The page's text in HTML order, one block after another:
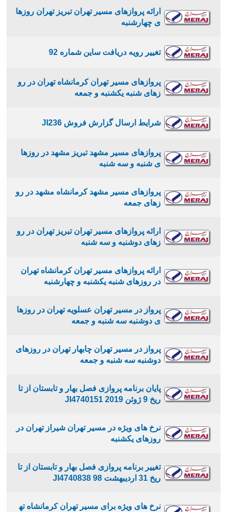
ارائه پروازهای مسیر تهران تبریز تهران روزها
ی چهارشنبه
تغییر رویه دریافت ساین شماره 92
پروازهای مسیر تهران کرمانشاه تهران در رو
زهای شنبه یکشنبه و جمعه
شرایط ارسال گزارش فروش JI236
پروازهای مسیر مشهد تبریز مشهد در روزها
ی شنبه و سه شنبه
پروازهای مسیر مشهد کرمانشاه مشهد در رو
زهای جمعه
ارائه پروازهای مسیر تهران تبریز تهران در رو
زهای دوشنبه و سه شنبه
ارائه پروازهای مسیر تهران کرمانشاه تهران
در روزهای شنبه یکشنبه و چهارشنبه
پرواز در مسیر تهران عسلویه تهران در روزها
ی دوشنبه سه شنبه و جمعه
پرواز در مسیر تهران چابهار تهران در روزهای
دوشنبه سه شنبه و جمعه
پایان برنامه پروازی فصل بهار و تابستان از تا
ریخ 9 ژوئن 2019 JI4740151
نرخ های ویژه در مسیر تهران شیراز تهران در
روزهای یکشنبه
تغییر برنامه پروازی فصل بهار و تابستان از تا
ریخ 31 اردیبهشت 98 JI4740838
نرخ های ویژه برای مسیر تهران کرمانشاه ته